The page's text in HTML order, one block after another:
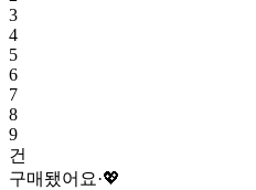
3
4
5
6
7
8
9
건
구매됐어요·💖